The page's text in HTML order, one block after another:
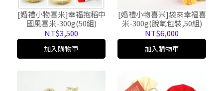
[婚禮小物喜米]幸福抱稻中
國風喜米-300g(50組)
NT$3,500
加入購物車
[婚禮小物喜米]袋來幸福喜
米-300g(脫氧包裝,50組)
NT$6,000
加入購物車